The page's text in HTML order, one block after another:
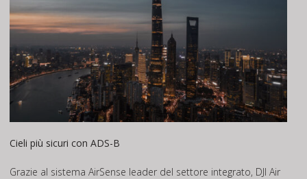
Cieli più sicuri con ADS-B
Grazie al sistema AirSense leader del settore integrato, DJI Air